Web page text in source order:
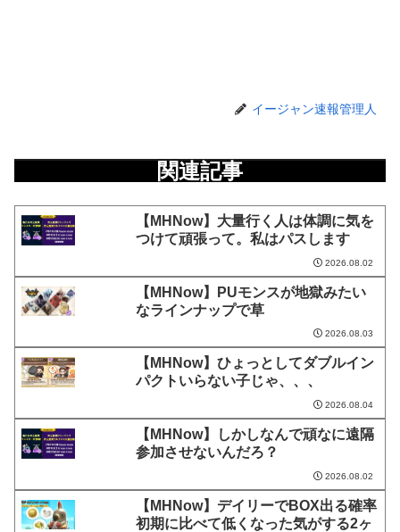
イージャン速報管理人
関連記事
【MHNow】大量行く人は体調に気を
つけて頑張って。私はパスします
2026.08.02
【MHNow】PUモンスが地獄みたい
なラインナップで草
2026.08.03
【MHNow】ひょっとしてダブルイン
パクトいらない子じゃ、、、
2026.08.04
【MHNow】しかしなんで頑なに遠隔
参加させないんだろ？
2026.08.02
【MHNow】デイリーでBOX出る確率
初期に比べて低くなった気がする2ヶ